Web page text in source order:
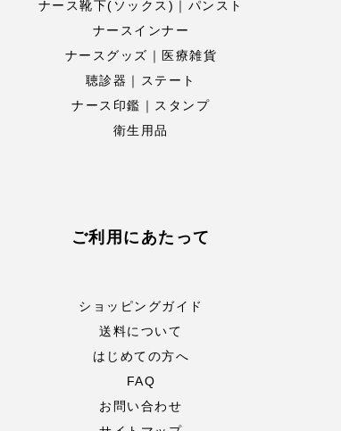
ナース靴下(ソックス)｜パンスト
ナースインナー
ナースグッズ｜医療雑貨
聴診器｜ステート
ナース印鑑｜スタンプ
衛生用品
ご利用にあたって
ショッピングガイド
送料について
はじめての方へ
FAQ
お問い合わせ